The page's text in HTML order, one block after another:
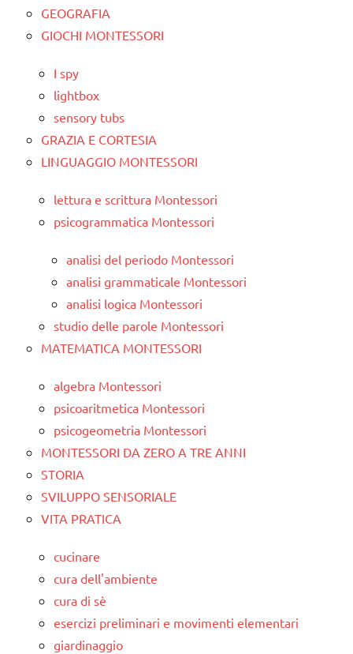
GEOGRAFIA
GIOCHI MONTESSORI
I spy
lightbox
sensory tubs
GRAZIA E CORTESIA
LINGUAGGIO MONTESSORI
lettura e scrittura Montessori
psicogrammatica Montessori
analisi del periodo Montessori
analisi grammaticale Montessori
analisi logica Montessori
studio delle parole Montessori
MATEMATICA MONTESSORI
algebra Montessori
psicoaritmetica Montessori
psicogeometria Montessori
MONTESSORI DA ZERO A TRE ANNI
STORIA
SVILUPPO SENSORIALE
VITA PRATICA
cucinare
cura dell'ambiente
cura di sè
esercizi preliminari e movimenti elementari
giardinaggio